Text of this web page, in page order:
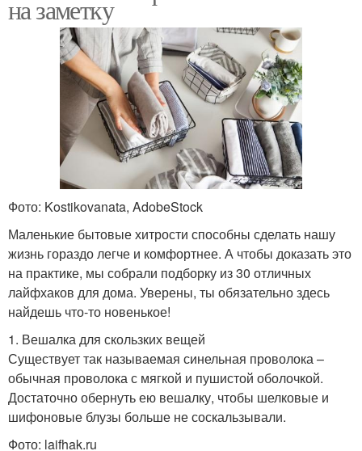
на заметку
Фото: Kostikovanata, AdobeStock
Маленькие бытовые хитрости способны сделать нашу
жизнь гораздо легче и комфортнее. А чтобы доказать это
на практике, мы собрали подборку из 30 отличных
лайфхаков для дома. Уверены, ты обязательно здесь
найдешь что-то новенькое!
1. Вешалка для скользких вещей
Существует так называемая синельная проволока –
обычная проволока с мягкой и пушистой оболочкой.
Достаточно обернуть ею вешалку, чтобы шелковые и
шифоновые блузы больше не соскальзывали.
Фото: laifhak.ru